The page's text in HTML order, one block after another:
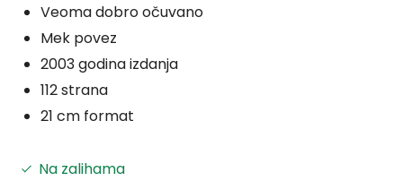
Veoma dobro očuvano
Mek povez
2003 godina izdanja
112 strana
21 cm format
Na zalihama